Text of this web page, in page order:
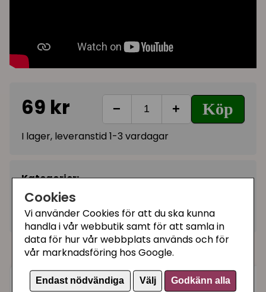
Cookies
Vi använder Cookies för att du ska kunna
handla i vår webbutik samt för att samla in
data för hur vår webbplats används och för
vår marknadsföring hos Google.
Endast nödvändiga Välj Godkänn alla
69 kr − + Köp
I lager, leveranstid 1-3 vardagar
Kategorier:
Filter till vattenfontäner
Artikelnummer:H44020
Tillbehör